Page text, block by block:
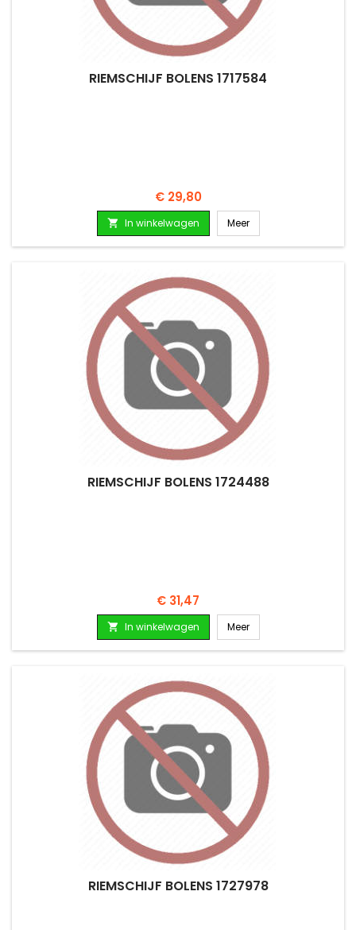
RIEMSCHIJF BOLENS 1717584
Prijs
€ 29,80
 In winkelwagen Meer
RIEMSCHIJF BOLENS 1724488
Prijs
€ 31,47
 In winkelwagen Meer
RIEMSCHIJF BOLENS 1727978